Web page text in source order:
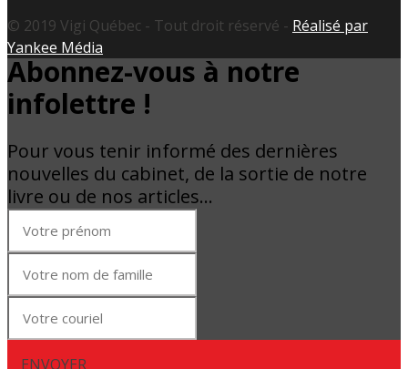
© 2019 Vigi Québec - Tout droit réservé - Réalisé par
Yankee Média
Abonnez-vous à notre
infolettre !
Pour vous tenir informé des dernières
nouvelles du cabinet, de la sortie de notre
livre ou de nos articles…
ENVOYER